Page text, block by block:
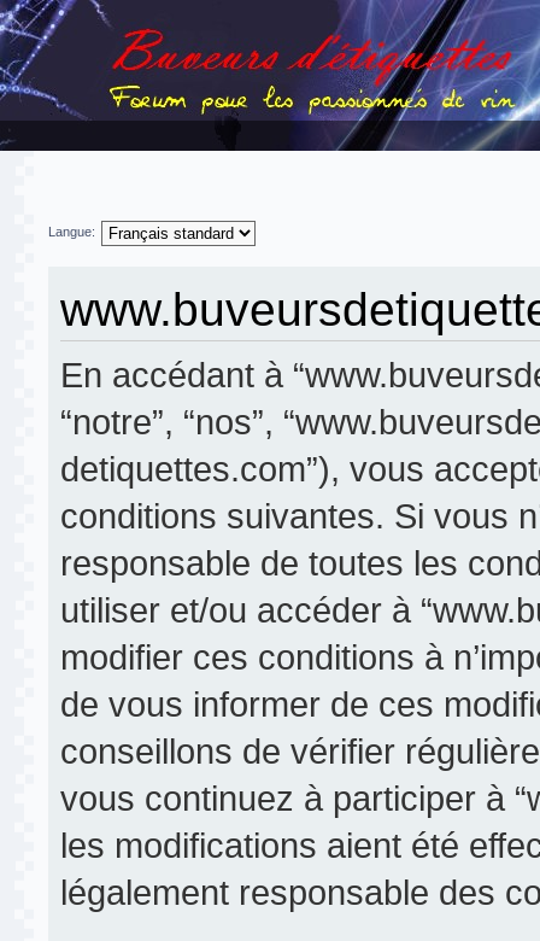
Langue:
En accédant à
“notre”, “nos”,
detiquettes.com”), vous
conditions suivantes. Si vous
responsable de toutes les
utiliser et/ou accéder à
modifier ces conditions à
de vous informer de ces
conseillons de vérifier
vous continuez à participer à
les modifications aient été
légalement responsable des